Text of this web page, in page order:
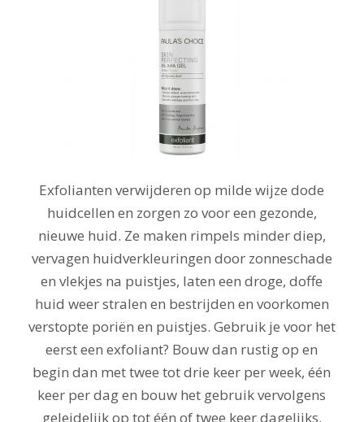
Exfolianten verwijderen op milde wijze dode
huidcellen en zorgen zo voor een gezonde,
nieuwe huid. Ze maken rimpels minder diep,
vervagen huidverkleuringen door zonneschade
en vlekjes na puistjes, laten een droge, doffe
huid weer stralen en bestrijden en voorkomen
verstopte poriën en puistjes. Gebruik je voor het
eerst een exfoliant? Bouw dan rustig op en
begin dan met twee tot drie keer per week, één
keer per dag en bouw het gebruik vervolgens
geleidelijk op tot één of twee keer dagelijks.